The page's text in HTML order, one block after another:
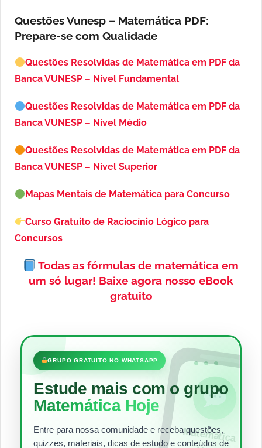
Questões Vunesp – Matemática PDF:
Prepare-se com Qualidade
Questões Resolvidas de Matemática em PDF da
Banca VUNESP – Nível Fundamental
Questões Resolvidas de Matemática em PDF da
Banca VUNESP – Nível Médio
Questões Resolvidas de Matemática em PDF da
Banca VUNESP – Nível Superior
Mapas Mentais de Matemática para Concurso
Curso Gratuito de Raciocínio Lógico para
Concursos
Todas as fórmulas de matemática em
um só lugar! Baixe agora nosso eBook
gratuito
•••
GRUPO GRATUITO NO WHATSAPP
Estude mais com o grupo
Matemática Hoje
Entre para nossa comunidade e receba questões,
quizzes, materiais, dicas de estudo e conteúdos de
Matem
ática